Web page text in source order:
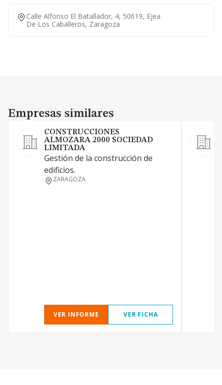
Calle Alfonso El Batallador, 4, 50619, Ejea
De Los Caballeros, Zaragoza
Empresas similares
Empresas similares
CONSTRUCCIONES
ALMOZARA 2000 SOCIEDAD
LIMITADA
Gestión de la construcción de
edificios.
ZARAGOZA
VER INFORME VER FICHA